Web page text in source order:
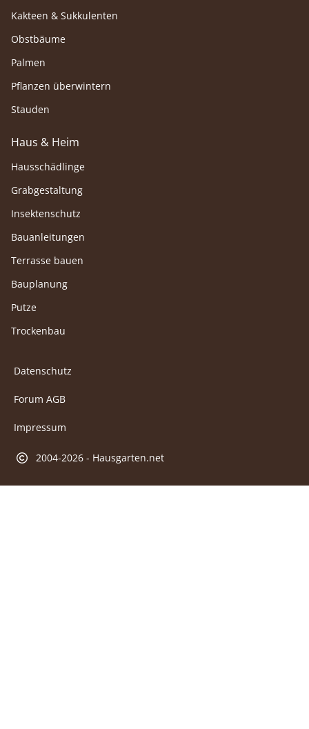
Kakteen & Sukkulenten
Obstbäume
Palmen
Pflanzen überwintern
Stauden
Haus & Heim
Hausschädlinge
Grabgestaltung
Insektenschutz
Bauanleitungen
Terrasse bauen
Bauplanung
Putze
Trockenbau
Datenschutz
Forum AGB
Impressum
2004-2026 - Hausgarten.net